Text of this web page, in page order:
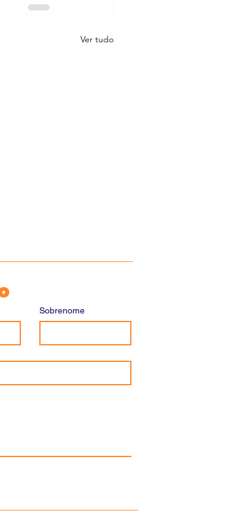
Ver tudo
Sobrenome